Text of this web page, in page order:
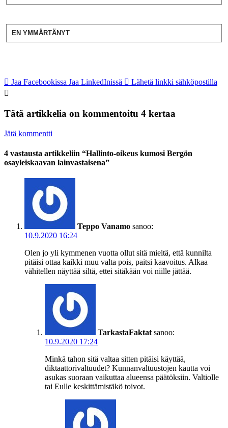
EN YMMÄRTÄNYT
Jaa Facebookissa Jaa LinkedInissä Lähetä linkki sähköpostilla
Tätä artikkelia on kommentoitu 4 kertaa
Jätä kommentti
4 vastausta artikkeliin “Hallinto-oikeus kumosi Bergön
osayleiskaavan lainvastaisena”
Teppo Vanamo sanoo:
10.9.2020 16:24
Olen jo yli kymmenen vuotta ollut sitä mieltä, että kunnilta
pitäisi ottaa kaikki muu valta pois, paitsi kaavoitus. Alkaa
vähitellen näyttää siltä, ettei sitäkään voi niille jättää.
TarkastaFaktat sanoo:
10.9.2020 17:24
Minkä tahon sitä valtaa sitten pitäisi käyttää,
diktaattorivaltuudet? Kunnanvaltuustojen kautta voi
asukas suoraan vaikuttaa alueensa päätöksiin. Valtiolle
tai Eulle keskittämistäkö toivot.